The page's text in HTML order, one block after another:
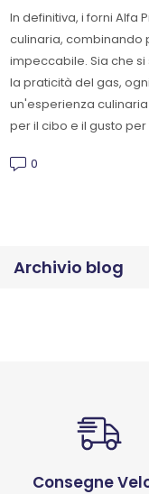
Archivio blog
In definitiva, i forni Alfa
culinaria, combinando
impeccabile. Sia che
la praticità del gas,
un'esperienza
per il cibo e il gusto per
0
Consegne